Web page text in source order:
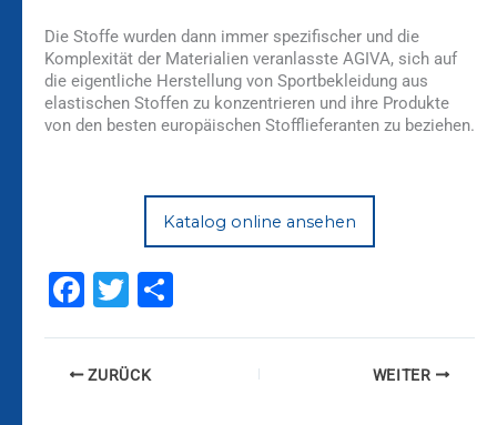
Die Stoffe wurden dann immer spezifischer und die
Komplexität der Materialien veranlasste AGIVA, sich auf
die eigentliche Herstellung von Sportbekleidung aus
elastischen Stoffen zu konzentrieren und ihre Produkte
von den besten europäischen Stofflieferanten zu beziehen.
Katalog online ansehen
F
c
T
tt
ZURÜCK WEITER